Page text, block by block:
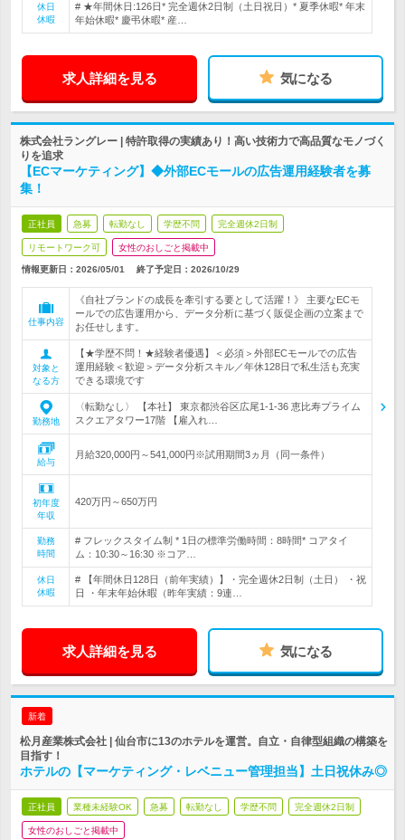
休日
休暇
# ★年間休日:126日* 完全週休2日制（土日祝日）* 夏季休暇* 年末
年始休暇* 慶弔休暇* 産…
求人詳細を見る 気になる
株式会社ラングレー | 特許取得の実績あり！高い技術力で高品質なモノづく
りを追求
【ECマーケティング】◆外部ECモールの広告運用経験者を募
集！
正社員 急募 転勤なし 学歴不問 完全週休2日制
リモートワーク可 女性のおしごと掲載中
情報更新日：2026/05/01 終了予定日： 2026/10/29
仕事内容
《自社ブランドの成長を牽引する要として活躍！》 主要なECモ
ールでの広告運用から、データ分析に基づく販促企画の立案まで
お任せします。
対象と
なる方
【★学歴不問！★経験者優遇】＜必須＞外部ECモールでの広告
運用経験＜歓迎＞データ分析スキル／年休128日で私生活も充実
できる環境です
勤務地
〈転勤なし〉 【本社】 東京都渋谷区広尾1-1-36 恵比寿プライム
スクエアタワー17階 【雇入れ…
給与
月給320,000円～541,000円※試用期間3ヵ月（同一条件）
初年度
年収
420万円～650万円
勤務
時間
# フレックスタイム制 * 1日の標準労働時間：8時間* コアタイ
ム：10:30～16:30 ※コア…
休日
休暇
# 【年間休日128日（前年実績）】・完全週休2日制（土日） ・祝
日 ・年末年始休暇（昨年実績：9連…
求人詳細を見る 気になる
新着
松月産業株式会社 | 仙台市に13のホテルを運営。自立・自律型組織の構築を
目指す！
ホテルの【マーケティング・レベニュー管理担当】土日祝休み◎
正社員 業種未経験OK 急募 転勤なし 学歴不問 完全週休2日制
女性のおしごと掲載中